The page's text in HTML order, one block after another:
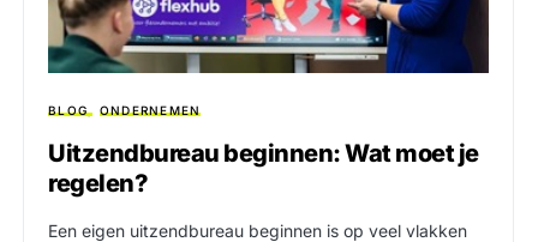
BLOG ONDERNEMEN
Uitzendbureau beginnen: Wat moet je
regelen?
Een eigen uitzendbureau beginnen is op veel vlakken